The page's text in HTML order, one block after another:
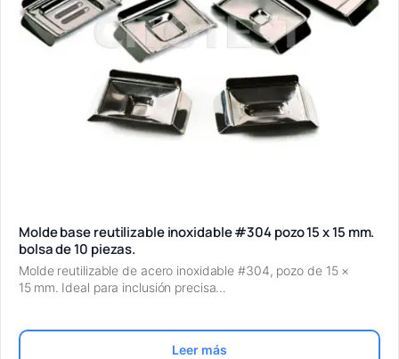
Molde base reutilizable inoxidable #304 pozo 15 x 15 mm.
bolsa de 10 piezas.
Molde reutilizable de acero inoxidable #304, pozo de 15 ×
15 mm. Ideal para inclusión precisa…
Leer más